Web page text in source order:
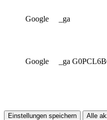
Google _ga
Google _ga
Einstellungen speichern Alle